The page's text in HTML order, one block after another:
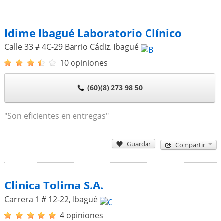
Idime Ibagué Laboratorio Clínico
Calle 33 # 4C-29 Barrio Cádiz, Ibagué
10 opiniones
(60)(8) 273 98 50
"Son eficientes en entregas"
Guardar Compartir
Clinica Tolima S.A.
Carrera 1 # 12-22, Ibagué
4 opiniones